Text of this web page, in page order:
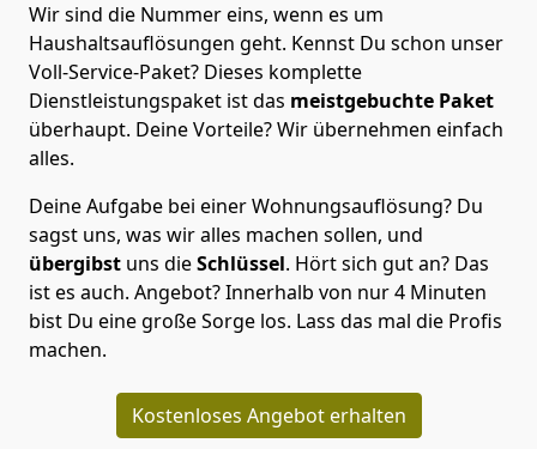
Wir sind die Nummer eins, wenn es um
Haushaltsauflösungen geht. Kennst Du schon unser
Voll-Service-Paket? Dieses komplette
Dienstleistungspaket ist das meistgebuchte Paket
überhaupt. Deine Vorteile? Wir übernehmen einfach
alles.
Deine Aufgabe bei einer Wohnungsauflösung? Du
sagst uns, was wir alles machen sollen, und
übergibst uns dieSchlüssel. Hört sich gut an? Das
ist es auch. Angebot? Innerhalb von nur 4 Minuten
bist Du eine große Sorge los. Lass das mal die Profis
machen.
Kostenloses Angebot erhalten